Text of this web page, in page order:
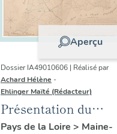
Aperçu
Dossier IA49010606 | Réalisé par
Achard Hélène -
Ehlinger Maïté (Rédacteur)
Présentation du
patrimoine
Pays de la Loire > Maine-